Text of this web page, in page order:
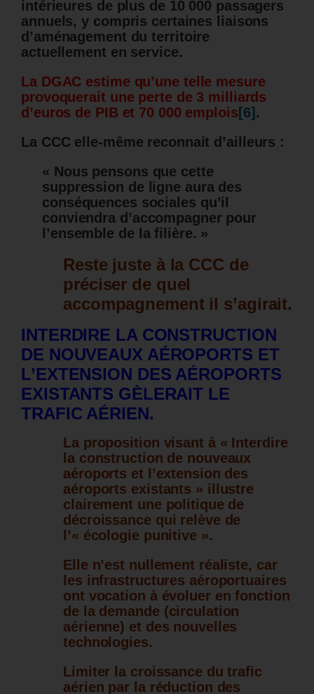
intérieures de plus de 10 000 passagers
annuels, y compris certaines liaisons
d’aménagement du territoire
actuellement en service.
La DGAC estime qu’une telle mesure
provoquerait une perte de 3 milliards
d’euros de PIB et 70 000 emplois [6] .
La CCC elle-même reconnait d’ailleurs :
« Nous pensons que cette
suppression de ligne aura des
conséquences sociales qu’il
conviendra d’accompagner pour
l’ensemble de la filière. »
Reste juste à la CCC de
préciser de quel
accompagnement il s’agirait.
INTERDIRE LA CONSTRUCTION
DE NOUVEAUX AÉROPORTS ET
L’EXTENSION DES AÉROPORTS
EXISTANTS GÈLERAIT LE
TRAFIC AÉRIEN.
La proposition visant à « Interdire
la construction de nouveaux
aéroports et l’extension des
aéroports existants » illustre
clairement une politique de
décroissance qui relève de
l’« écologie punitive ».
Elle n’est nullement réaliste, car
les infrastructures aéroportuaires
ont vocation à évoluer en fonction
de la demande (circulation
aérienne) et des nouvelles
technologies.
Limiter la croissance du trafic
aérien par la réduction des